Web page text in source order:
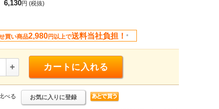
6,130円 (税抜)
買い商品2,980円以上で送料当社負担！ *
+ カートに入れる
べる お気に入りに登録